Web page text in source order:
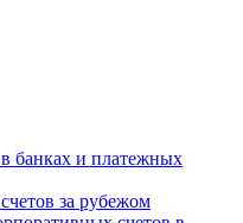
банках и платежных
за рубежом